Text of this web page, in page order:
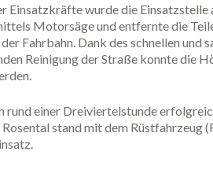
Einsatzkräfte wurde die
Motorsäge und entfernte die
Fahrbahn. Dank des schnellen und
Reinigung der Straße konnte die
rund einer Dreiviertelstunde
Rosental stand mit dem Rüstfahrzeug